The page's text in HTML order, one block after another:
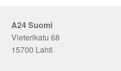
A24 Suomi
Vieterikatu 68
15700 Lahti